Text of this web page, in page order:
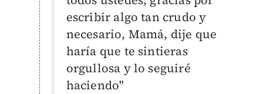
escribir algo tan crudo y
necesario, Mamá, dije que
haría que te sintieras
orgullosa y lo seguiré
haciendo"